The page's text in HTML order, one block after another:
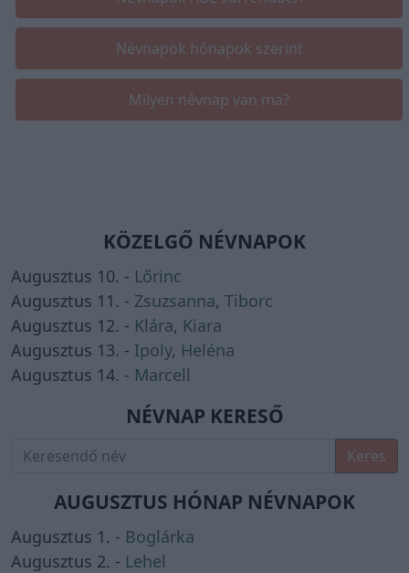
Névnapok hónapok szerint
Milyen névnap van ma?
KÖZELGŐ NÉVNAPOK
Augusztus 10. - Lőrinc
Augusztus 11. - Zsuzsanna, Tiborc
Augusztus 12. - Klára, Kiara
Augusztus 13. - Ipoly, Heléna
Augusztus 14. - Marcell
NÉVNAP KERESŐ
Keres
AUGUSZTUS HÓNAP NÉVNAPOK
Augusztus 1. - Boglárka
Augusztus 2. - Lehel